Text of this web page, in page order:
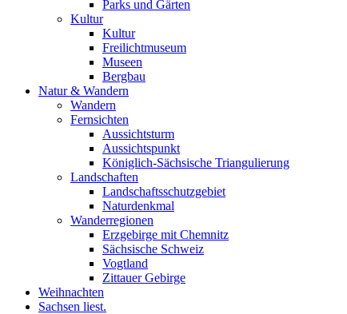
Parks und Gärten
Kultur
Kultur
Freilichtmuseum
Museen
Bergbau
Natur & Wandern
Wandern
Fernsichten
Aussichtsturm
Aussichtspunkt
Königlich-Sächsische Triangulierung
Landschaften
Landschaftsschutzgebiet
Naturdenkmal
Wanderregionen
Erzgebirge mit Chemnitz
Sächsische Schweiz
Vogtland
Zittauer Gebirge
Weihnachten
Sachsen liest.